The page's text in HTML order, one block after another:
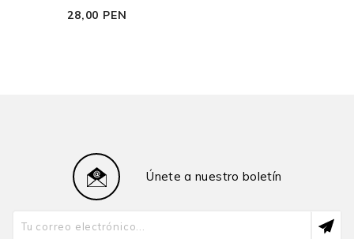
28,00 PEN
Únete a nuestro boletín